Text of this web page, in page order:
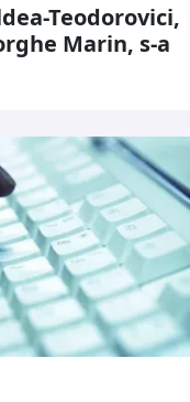
Teodorovici,
Marin, s-a